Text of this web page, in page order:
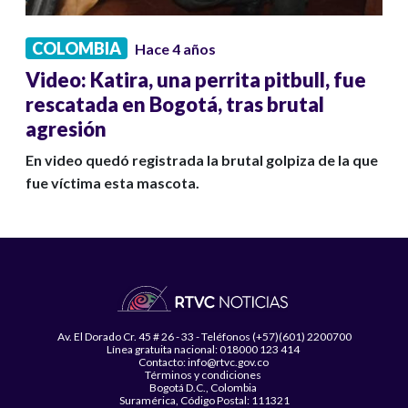
COLOMBIA Hace 4 años
Video: Katira, una perrita pitbull, fue
rescatada en Bogotá, tras brutal
agresión
En video quedó registrada la brutal golpiza de la que
fue víctima esta mascota.
Av. El Dorado Cr. 45 # 26 - 33 - Teléfonos (+57)(601) 2200700
Línea gratuita nacional: 018000 123 414
Contacto: info@rtvc.gov.co
Términos y condiciones
Bogotá D.C., Colombia
Suramérica, Código Postal: 111321